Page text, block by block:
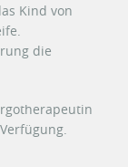
Kind von
die